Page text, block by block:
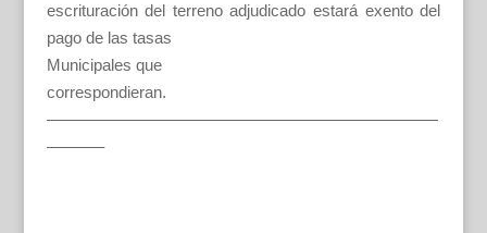
escrituración del terreno adjudicado estará exento del
pago de las tasas
Municipales que
correspondieran.
————————————————————————
———–